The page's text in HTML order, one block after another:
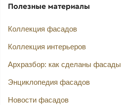
Полезные материалы
Коллекция фасадов
Коллекция интерьеров
Архразбор: как сделаны фасады
Энциклопедия фасадов
Новости фасадов